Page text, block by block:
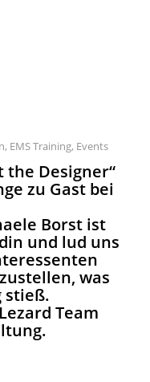
, EMS Training, Events
the Designer“
zu Gast bei
Borst ist
und lud uns
was
stieß.
Team